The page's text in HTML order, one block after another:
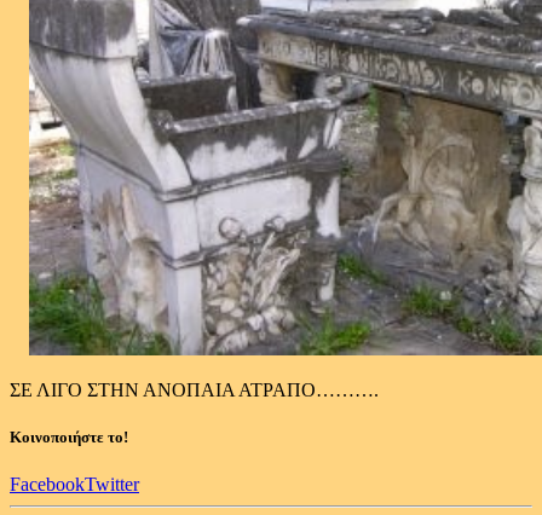
ΣΕ ΛΙΓΟ ΣΤΗΝ ΑΝΟΠΑΙΑ ΑΤΡΑΠΟ……….
Κοινοποιήστε το!
FacebookTwitter